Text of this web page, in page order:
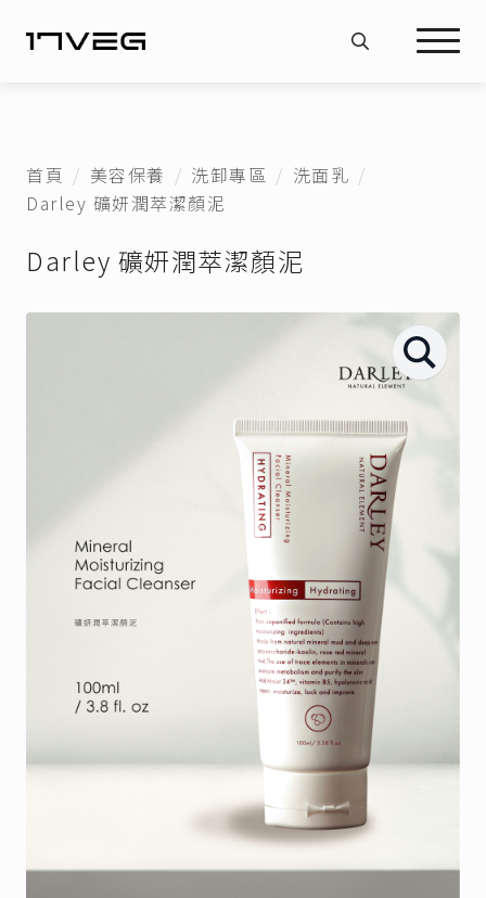
首頁 美容保養 洗卸專區
洗面乳
Darley 礦妍潤萃潔顏泥
Darley 礦妍潤萃潔顏泥